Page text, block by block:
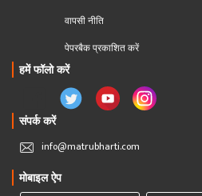
वापसी नीति
पेपरबैक प्रकाशित करें
हमें फॉलो करें
संपर्क करें
info@matrubharti.com
मोबाइल ऐप